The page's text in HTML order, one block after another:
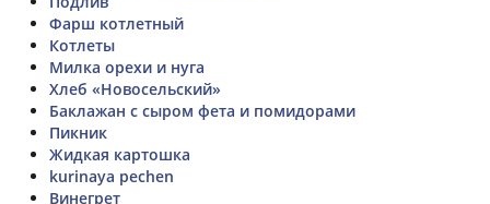
Фарш котлетный
Котлеты
Милка орехи и нуга
Хлеб «Новосельский»
Баклажан с сыром фета и помидорами
Пикник
Жидкая картошка
kurinaya pechen
Винегрет